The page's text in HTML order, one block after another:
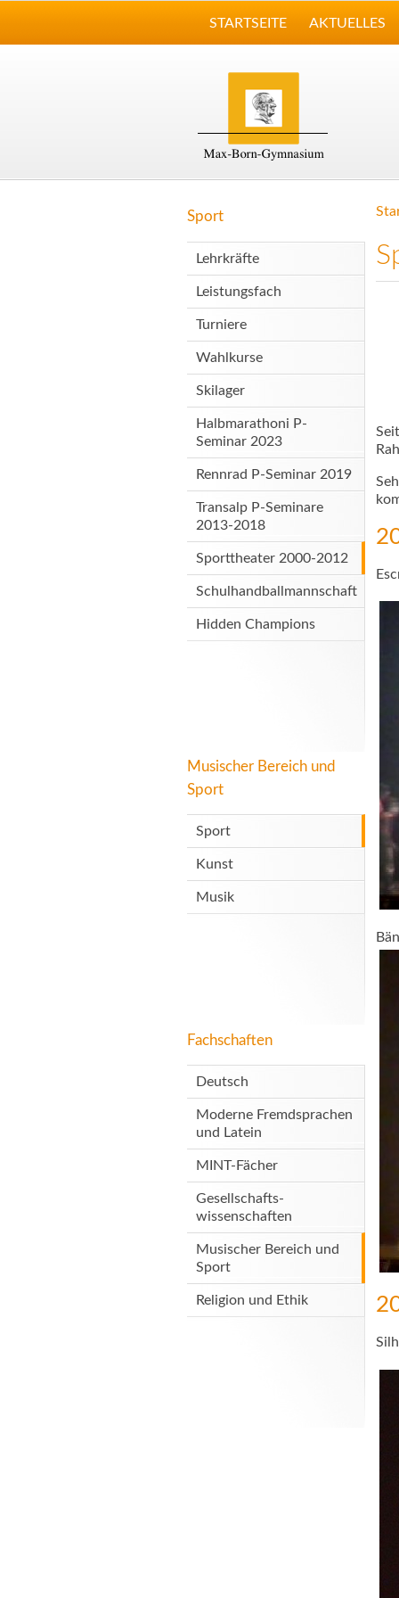
STARTSEITE AKTUELLES
Sport
Lehrkräfte
Leistungsfach
Turniere
Wahlkurse
Skilager
Halbmarathoni P-
Seminar 2023
Rennrad P-Seminar 2019
Transalp P-Seminare
2013-2018
Sporttheater 2000-2012
Schulhandballmannschaft
Hidden Champions
Musischer Bereich und
Sport
Sport
Kunst
Musik
Fachschaften
Deutsch
Moderne Fremdsprachen
und Latein
MINT-Fächer
Gesellschafts-
wissenschaften
Musischer Bereich und
Sport
Religion und Ethik